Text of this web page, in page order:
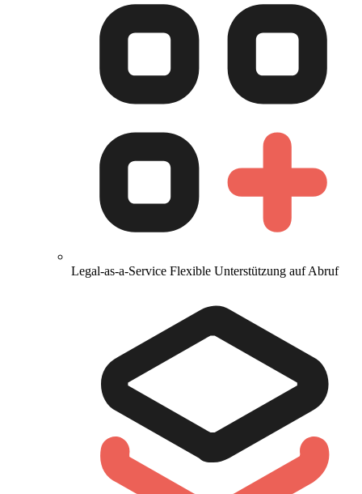
Legal-as-a-Service Flexible Unterstützung auf Abruf